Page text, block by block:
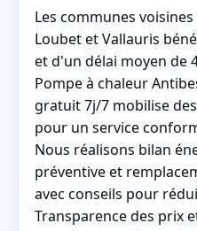
Les communes
Loubet et Vallauris
et d'un délai moyen de
Pompe à chaleur
gratuit 7j/7 mobilise
pour un service
Nous réalisons bilan
préventive et
avec conseils pour
Transparence des prix